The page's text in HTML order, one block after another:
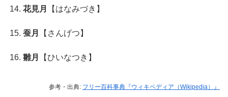
花見月 【はなみづき】
蚕月 【さんげつ】
雛月 【ひいなつき】
参考・出典: フリー百科事典『ウィキペディア（Wikipedia）』